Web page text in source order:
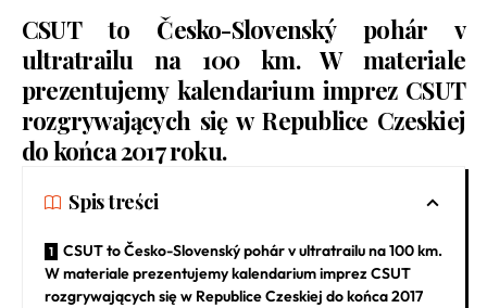
CSUT to Česko-Slovenský pohár v
ultratrailu na 100 km. W materiale
prezentujemy kalendarium imprez CSUT
rozgrywających się w Republice Czeskiej
do końca 2017 roku.
Spis treści
CSUT to Česko-Slovenský pohár v ultratrailu na 100 km.
W materiale prezentujemy kalendarium imprez CSUT
rozgrywających się w Republice Czeskiej do końca 2017